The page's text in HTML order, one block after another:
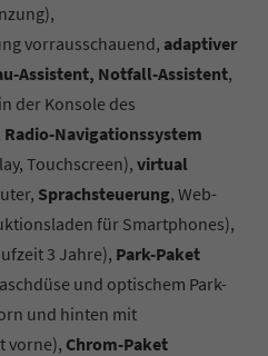
vorrausschauend, adaptiver
Assistent, Notfall-Assistent,
der Konsole des
Radio-Navigationssystem
Touchscreen), virtual
Sprachsteuerung, Web-
für Smartphones),
3 Jahre), Park-Paket
und optischem Park-
und hinten mit
vorne), Chrom-Paket